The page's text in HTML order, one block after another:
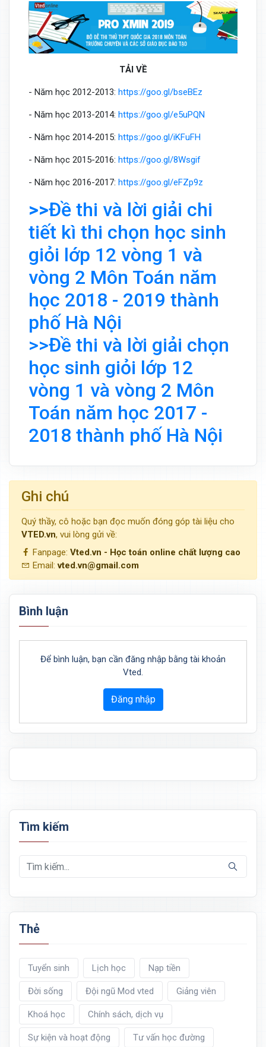
TẢI VỀ
- Năm học 2012-2013: https://goo.gl/bseBEz
- Năm học 2013-2014: https://goo.gl/e5uPQN
- Năm học 2014-2015: https://goo.gl/iKFuFH
- Năm học 2015-2016: https://goo.gl/8Wsgif
- Năm học 2016-2017: https://goo.gl/eFZp9z
>>Đề thi và lời giải chi
tiết kì thi chọn học sinh
giỏi lớp 12 vòng 1 và
vòng 2 Môn Toán năm
học 2018 - 2019 thành
phố Hà Nội
>>Đề thi và lời giải chọn
học sinh giỏi lớp 12
vòng 1 và vòng 2 Môn
Toán năm học 2017 -
2018 thành phố Hà Nội
Ghi chú
Quý thầy, cô hoặc bạn đọc muốn đóng góp tài liệu cho
VTED.vn, vui lòng gửi về:
Fanpage: Vted.vn - Học toán online chất lượng cao
Email:vted.vn@gmail.com
Bình luận
Để bình luận, bạn cần đăng nhập bằng tài khoản
Vted.
Đăng nhập
Tìm kiếm
Thẻ
Tuyển sinh Lịch học Nạp tiền
Đời sống Đội ngũ Mod vted Giảng viên
Khoá học Chính sách, dịch vụ
Sự kiện và hoạt động Tư vấn học đường